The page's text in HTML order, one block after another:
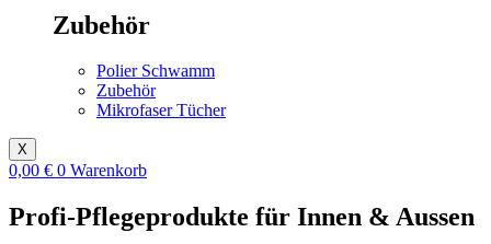
Zubehör
Polier Schwamm
Zubehör
Mikrofaser Tücher
X
0,00 € 0 Warenkorb
Profi-Pflegeprodukte für Innen & Aussen